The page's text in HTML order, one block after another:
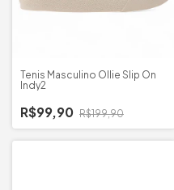
Tenis Masculino Ollie Slip On
Indy2
R$99,90 R$199,90